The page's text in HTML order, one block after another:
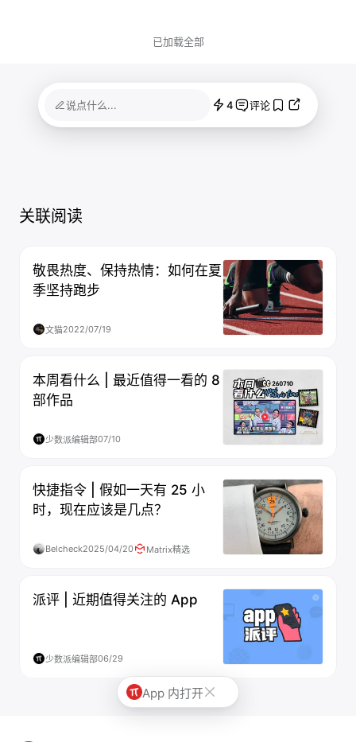
已加载全部
说点什么... 4 评论
关联阅读
敬畏热度、保持热情：如何在夏
季坚持跑步
文猫2022/07/19
本周看什么 | 最近值得一看的 8
部作品
少数派编辑部07/10
快捷指令 | 假如一天有 25 小
时，现在应该是几点？
Belcheck2025/04/20 Matrix精选
派评 | 近期值得关注的 App
少数派编辑部06/29
App 内打开